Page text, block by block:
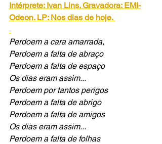
Intérprete: Ivan Lins. Gravadora: EMI-
Odeon. LP: Nos dias de hoje.
Perdoem a cara amarrada,
Perdoem a falta de abraço
Perdoem a falta de espaço
Os dias eram assim...
Perdoem por tantos perigos
Perdoem a falta de abrigo
Perdoem a falta de amigos
Os dias eram assim...
Perdoem a falta de folhas